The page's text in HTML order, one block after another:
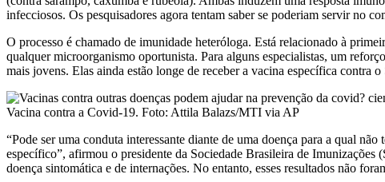
infecciosos. Os pesquisadores agora tentam saber se poderiam servir no
O processo é chamado de imunidade heteróloga. Está relacionado à
qualquer microorganismo oportunista. Para alguns especialistas, um
mais jovens. Elas ainda estão longe de receber a vacina específica contra
Vacina contra a Covid-19. Foto: Attila Balazs/MTI via AP
“Pode ser uma conduta interessante diante de uma doença para a qual
específico”, afirmou o presidente da Sociedade Brasileira de Imunizações
doença sintomática e de internações. No entanto, esses resultados não